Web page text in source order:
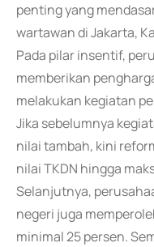
penting yang
wartawan di Jakarta,
Pada pilar insentif,
memberikan
melakukan kegiatan
Jika sebelumnya
nilai tambah, kini
nilai TKDN hingga
Selanjutnya,
negeri juga
minimal 25 persen.